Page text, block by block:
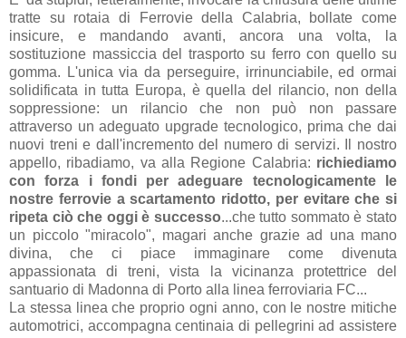
tratte su rotaia di Ferrovie della Calabria, bollate come
insicure, e mandando avanti, ancora una volta, la
sostituzione massiccia del trasporto su ferro con quello su
gomma. L'unica via da perseguire, irrinunciabile, ed ormai
solidificata in tutta Europa, è quella del rilancio, non della
soppressione: un rilancio che non può non passare
attraverso un adeguato upgrade tecnologico, prima che dai
nuovi treni e dall'incremento del numero di servizi. Il nostro
appello, ribadiamo, va alla Regione Calabria: richiediamo
con forza i fondi per adeguare tecnologicamente le
nostre ferrovie a scartamento ridotto, per evitare che si
ripeta ciò che oggi è successo...che tutto sommato è stato
un piccolo "miracolo", magari anche grazie ad una mano
divina, che ci piace immaginare come divenuta
appassionata di treni, vista la vicinanza protettrice del
santuario di Madonna di Porto alla linea ferroviaria FC...
La stessa linea che proprio ogni anno, con le nostre mitiche
automotrici, accompagna centinaia di pellegrini ad assistere